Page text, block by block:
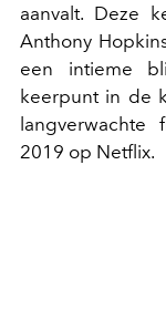
aanvalt. Deze
Anthony
een intieme
keerpunt in de
2019 op Netflix.